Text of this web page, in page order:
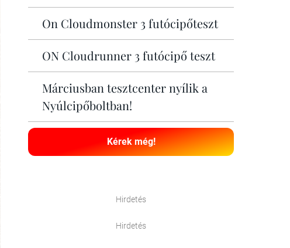
On Cloudmonster 3 futócipőteszt
ON Cloudrunner 3 futócipő teszt
Márciusban tesztcenter nyílik a
Nyúlcipőboltban!
Kérek még!
Hirdetés
Hirdetés